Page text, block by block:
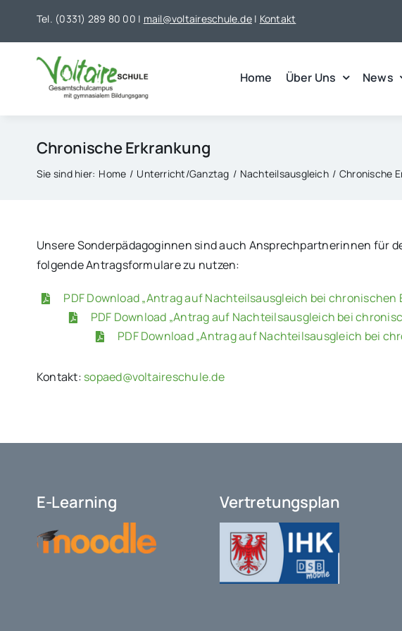
Tel. (0331) 289 80 00 | mail@voltaireschule.de| Kontakt
Home Über Uns News
Chronische Erkrankung
Sie sind hier: Home Unterricht/Ganztag Nachteilsausgleich Chronische
Unsere Sonderpädagoginnen sind auch Ansprechpartnerinnen für
folgende Antragsformulare zu nutzen:
PDF Download „Antrag auf Nachteilsausgleich bei chronischen
PDF Download „Antrag auf Nachteilsausgleich bei
PDF Download „Antrag auf Nachteilsausgleich bei
Kontakt: sopaed@voltaireschule.de
E-Learning Vertretungsplan